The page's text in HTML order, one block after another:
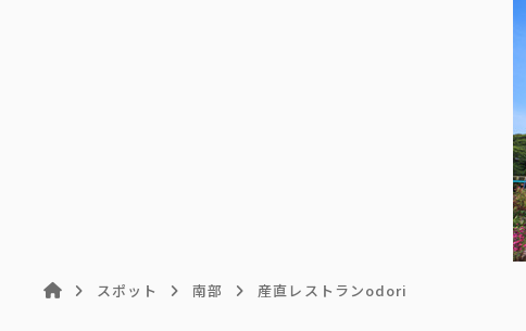
スポット 南部 産直レストランodori